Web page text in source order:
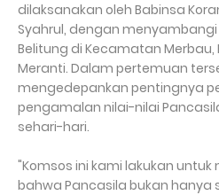
dilaksanakan oleh Babinsa
Syahrul, dengan menyambangi
Belitung di Kecamatan
Meranti. Dalam pertemuan
mengedepankan pentingnya
pengamalan nilai-nilai
sehari-hari.
"Komsos ini kami lakukan
bahwa Pancasila bukan hanya